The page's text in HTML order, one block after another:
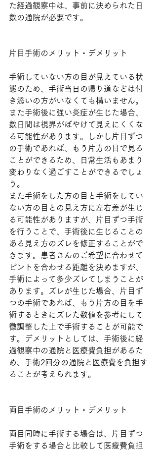
た経過観察中は、事前に決められた日
数の通院が必要です。
片目手術のメリット・デメリット
手術していない方の目が見えている状
態のため、手術当日の帰り道などは付
き添いの方がいなくても構いません。
また手術後に強い炎症が生じた場合、
数日間は視界がぼやけて見えにくくな
る可能性があります。しかし片目ずつ
の手術であれば、もう片方の目で見る
ことができるため、日常生活もあまり
変わりなく過ごすことができるでしょ
う。
また手術をした方の目と手術をしてい
ない方の目との見え方に左右差が生じ
る可能性がありますが、片目ずつ手術
を行うことで、手術後に生じることの
ある見え方のズレを修正することがで
きます。患者さんのご希望に合わせて
ピントを合わせる距離を決めますが、
手術によって多少ズレてしまうことが
あります。ズレが生じた場合、片目ず
つの手術であれば、もう片方の目を手
術するときにズレた数値を参考にして
微調整した上で手術することが可能で
す。デメリットとしては、手術後に経
過観察中の通院と医療費負担があるた
め、手術2回分の通院と医療費を負担す
ることが考えられます。
両目手術のメリット・デメリット
両目同時に手術する場合は、片目ずつ
手術をする場合と比較して医療費負担